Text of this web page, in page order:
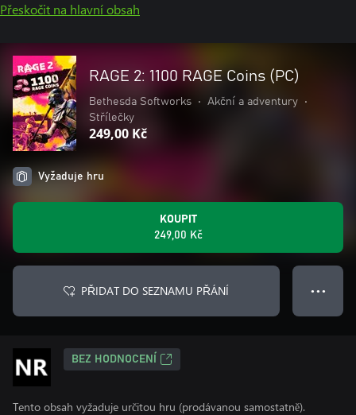
Přeskočit na hlavní obsah
RAGE 2: 1100 RAGE Coins (PC)
Bethesda Softworks • Akční a adventury
•
Střílečky
249,00 Kč
Vyžaduje hru
KOUPIT
249,00 Kč
PŘIDAT DO SEZNAMU PŘÁNÍ ● ● ●
BEZ HODNOCENÍ
Tento obsah vyžaduje určitou hru (prodávanou samostatně).